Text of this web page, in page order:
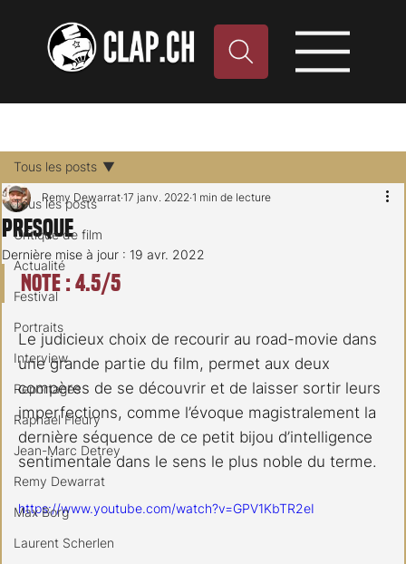
Tous les posts
Critique de film
Actualité
Festival
Portraits
Interview
Reportages
Raphael Fleury
Jean-Marc Detrey
Remy Dewarrat
Max Borg
Laurent Scherlen
Tous les posts
Presque
Remy Dewarrat 17 janv. 2022 1 min de lecture
Dernière mise à jour : 19 avr. 2022
Note : 4.5/5
Le judicieux choix de recourir au road-movie dans
une grande partie du film, permet aux deux
compères de se découvrir et de laisser sortir leurs
imperfections, comme l’évoque magistralement la
dernière séquence de ce petit bijou d’intelligence
sentimentale dans le sens le plus noble du terme.
https://www.youtube.com/watch?v=GPV1KbTR2eI